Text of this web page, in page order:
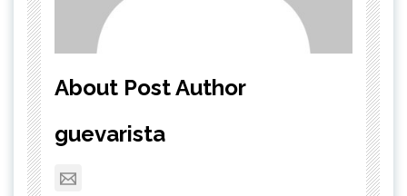
About Post Author
guevarista